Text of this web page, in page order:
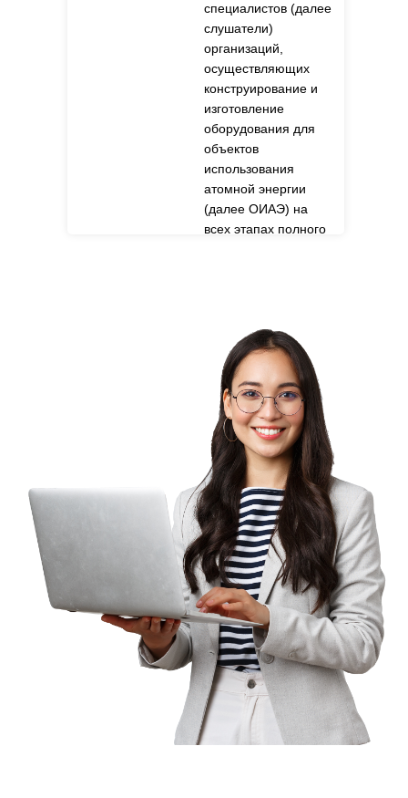
специалистов (далее
слушатели)
организаций,
осуществляющих
конструирование и
изготовление
оборудования для
объектов
использования
атомной энергии
(далее ОИАЭ) на
всех этапах полного